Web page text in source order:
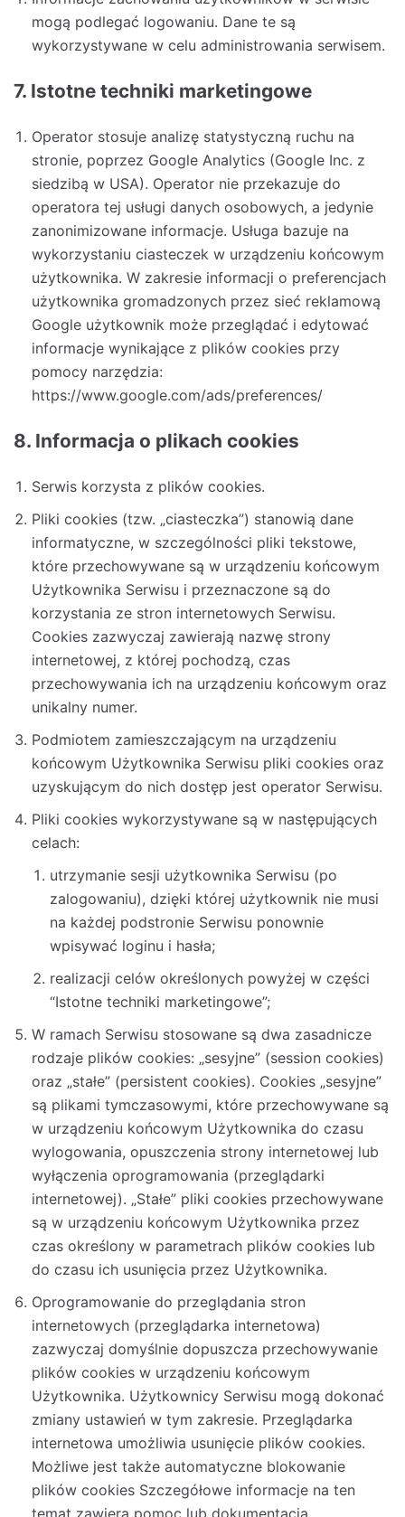
mogą podlegać logowaniu. Dane te są
wykorzystywane w celu administrowania serwisem.
7. Istotne techniki marketingowe
Operator stosuje analizę statystyczną ruchu na
stronie, poprzez Google Analytics (Google Inc. z
siedzibą w USA). Operator nie przekazuje do
operatora tej usługi danych osobowych, a jedynie
zanonimizowane informacje. Usługa bazuje na
wykorzystaniu ciasteczek w urządzeniu końcowym
użytkownika. W zakresie informacji o preferencjach
użytkownika gromadzonych przez sieć reklamową
Google użytkownik może przeglądać i edytować
informacje wynikające z plików cookies przy
pomocy narzędzia:
https://www.google.com/ads/preferences/
8. Informacja o plikach cookies
Serwis korzysta z plików cookies.
Pliki cookies (tzw. „ciasteczka”) stanowią dane
informatyczne, w szczególności pliki tekstowe,
które przechowywane są w urządzeniu końcowym
Użytkownika Serwisu i przeznaczone są do
korzystania ze stron internetowych Serwisu.
Cookies zazwyczaj zawierają nazwę strony
internetowej, z której pochodzą, czas
przechowywania ich na urządzeniu końcowym oraz
unikalny numer.
Podmiotem zamieszczającym na urządzeniu
końcowym Użytkownika Serwisu pliki cookies oraz
uzyskującym do nich dostęp jest operator Serwisu.
Pliki cookies wykorzystywane są w następujących
celach:
utrzymanie sesji użytkownika Serwisu (po
zalogowaniu), dzięki której użytkownik nie musi
na każdej podstronie Serwisu ponownie
wpisywać loginu i hasła;
realizacji celów określonych powyżej w części
“Istotne techniki marketingowe”;
W ramach Serwisu stosowane są dwa zasadnicze
rodzaje plików cookies: „sesyjne” (session cookies)
oraz „stałe” (persistent cookies). Cookies „sesyjne”
są plikami tymczasowymi, które przechowywane są
w urządzeniu końcowym Użytkownika do czasu
wylogowania, opuszczenia strony internetowej lub
wyłączenia oprogramowania (przeglądarki
internetowej). „Stałe” pliki cookies przechowywane
są w urządzeniu końcowym Użytkownika przez
czas określony w parametrach plików cookies lub
do czasu ich usunięcia przez Użytkownika.
Oprogramowanie do przeglądania stron
internetowych (przeglądarka internetowa)
zazwyczaj domyślnie dopuszcza przechowywanie
plików cookies w urządzeniu końcowym
Użytkownika. Użytkownicy Serwisu mogą dokonać
zmiany ustawień w tym zakresie. Przeglądarka
internetowa umożliwia usunięcie plików cookies.
Możliwe jest także automatyczne blokowanie
plików cookies Szczegółowe informacje na ten